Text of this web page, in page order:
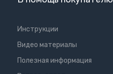
Инструкции
Видео материалы
Полезная информация